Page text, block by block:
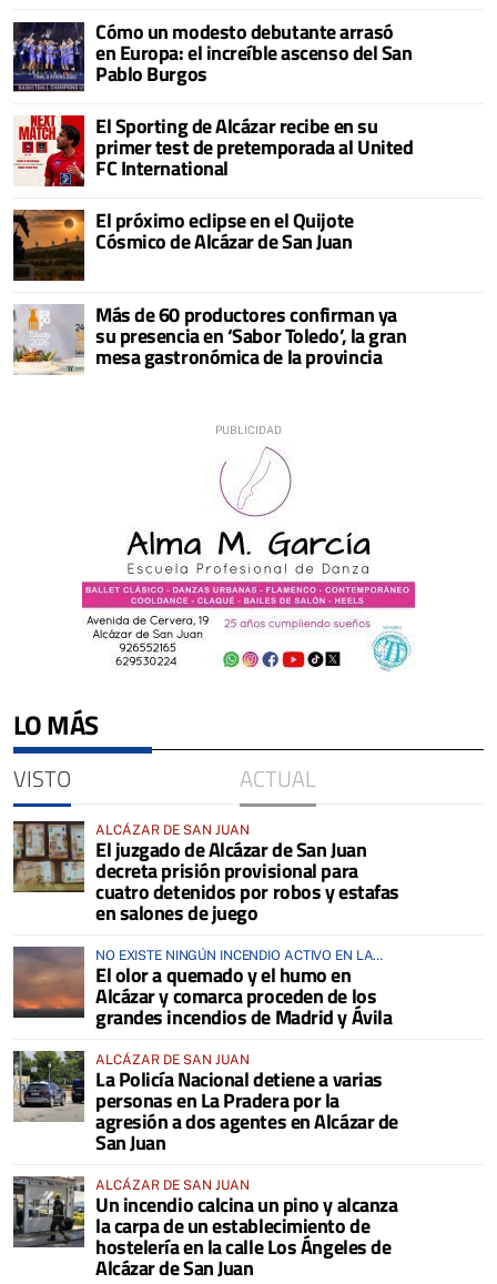
Cómo un modesto debutante arrasó
en Europa: el increíble ascenso del San
Pablo Burgos
El Sporting de Alcázar recibe en su
primer test de pretemporada al United
FC International
El próximo eclipse en el Quijote
Cósmico de Alcázar de San Juan
Más de 60 productores confirman ya
su presencia en ‘Sabor Toledo’, la gran
mesa gastronómica de la provincia
LO MÁS
VISTO ACTUAL
ALCÁZAR DE SAN JUAN
El juzgado de Alcázar de San Juan
decreta prisión provisional para
cuatro detenidos por robos y estafas
en salones de juego
NO EXISTE NINGÚN INCENDIO ACTIVO EN LA
COMARCA
El olor a quemado y el humo en
Alcázar y comarca proceden de los
grandes incendios de Madrid y Ávila
ALCÁZAR DE SAN JUAN
La Policía Nacional detiene a varias
personas en La Pradera por la
agresión a dos agentes en Alcázar de
San Juan
ALCÁZAR DE SAN JUAN
Un incendio calcina un pino y alcanza
la carpa de un establecimiento de
hostelería en la calle Los Ángeles de
Alcázar de San Juan